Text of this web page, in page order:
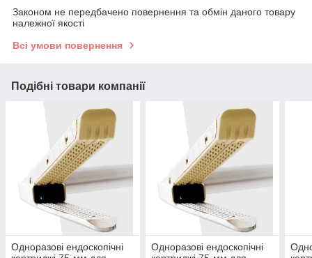
Законом не передбачено повернення та обмін даного товару
належної якості
Всі умови повернення
Подібні товари компанії
Одноразові ендоскопічні
Одноразові ендоскопічні